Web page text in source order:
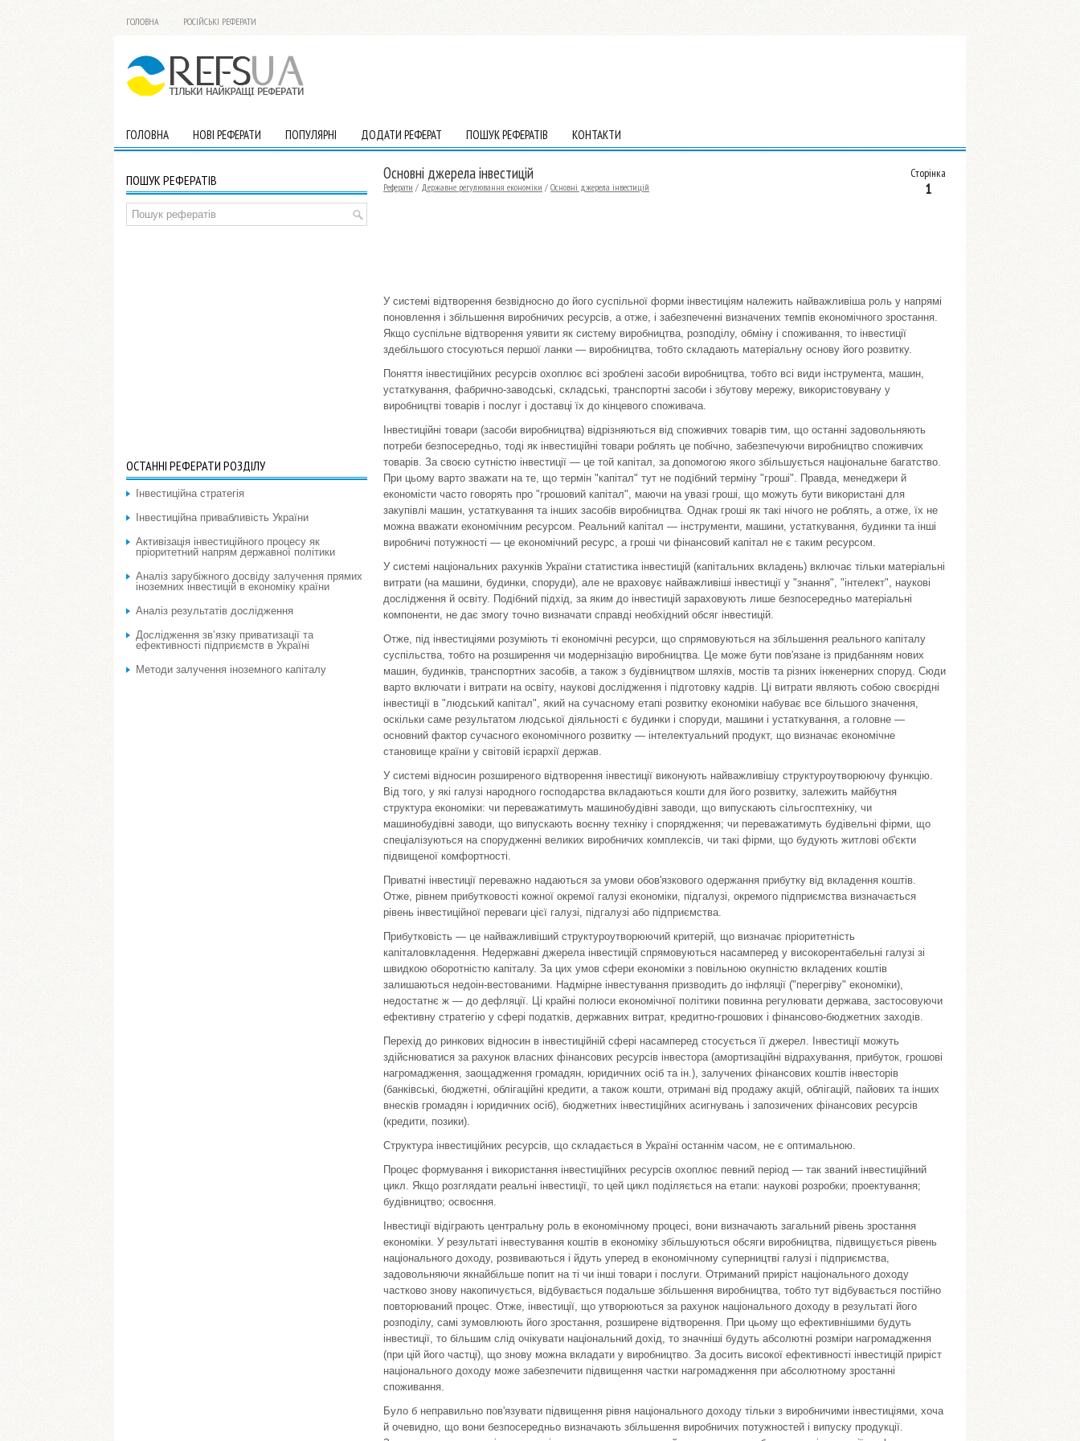
ГОЛОВНА РОСІЙСЬКІ РЕФЕРАТИ
ГОЛОВНА НОВІ РЕФЕРАТИ ПОПУЛЯРНІ ДОДАТИ РЕФЕРАТ ПОШУК РЕФЕРАТІВ КОНТАКТИ
Сторінка
1
Основні джерела інвестицій
Реферати / Державне регулювання економіки / Основні джерела інвестицій
У системі відтворення безвідносно до його суспільної форми інвестиціям належить найважливіша роль у напрямі
поновлення і збільшення виробничих ресурсів, а отже, і забезпеченні визначених темпів економічного зростання.
Якщо суспільне відтворення уявити як систему виробництва, розподілу, обміну і споживання, то інвестиції
здебільшого стосуються першої ланки — виробництва, тобто складають матеріальну основу його розвитку.
Поняття інвестиційних ресурсів охоплює всі зроблені засоби виробництва, тобто всі види інструмента, машин,
устаткування, фабрично-заводські, складські, транспортні засоби і збутову мережу, використовувану у
виробництві товарів і послуг і доставці їх до кінцевого споживача.
Інвестиційні товари (засоби виробництва) відрізняються від споживчих товарів тим, що останні задовольняють
потреби безпосередньо, тоді як інвестиційні товари роблять це побічно, забезпечуючи виробництво споживчих
товарів. За своєю сутністю інвестиції — це той капітал, за допомогою якого збільшується національне багатство.
При цьому варто зважати на те, що термін "капітал" тут не подібний терміну "гроші". Правда, менеджери й
економісти часто говорять про "грошовий капітал", маючи на увазі гроші, що можуть бути використані для
закупівлі машин, устаткування та інших засобів виробництва. Однак гроші як такі нічого не роблять, а отже, їх не
можна вважати економічним ресурсом. Реальний капітал — інструменти, машини, устаткування, будинки та інші
виробничі потужності — це економічний ресурс, а гроші чи фінансовий капітал не є таким ресурсом.
У системі національних рахунків України статистика інвестицій (капітальних вкладень) включає тільки матеріальні
витрати (на машини, будинки, споруди), але не враховує найважливіші інвестиції у "знання", "інтелект", наукові
дослідження й освіту. Подібний підхід, за яким до інвестицій зараховують лише безпосередньо матеріальні
компоненти, не дає змогу точно визначати справді необхідний обсяг інвестицій.
Отже, під інвестиціями розуміють ті економічні ресурси, що спрямовуються на збільшення реального капіталу
суспільства, тобто на розширення чи модернізацію виробництва. Це може бути пов'язане із придбанням нових
машин, будинків, транспортних засобів, а також з будівництвом шляхів, мостів та різних інженерних споруд. Сюди
варто включати і витрати на освіту, наукові дослідження і підготовку кадрів. Ці витрати являють собою своєрідні
інвестиції в "людський капітал", який на сучасному етапі розвитку економіки набуває все більшого значення,
оскільки саме результатом людської діяльності є будинки і споруди, машини і устаткування, а головне —
основний фактор сучасного економічного розвитку — інтелектуальний продукт, що визначає економічне
становище країни у світовій ієрархії держав.
У системі відносин розширеного відтворення інвестиції виконують найважливішу структуроутворюючу функцію.
Від того, у які галузі народного господарства вкладаються кошти для його розвитку, залежить майбутня
структура економіки: чи переважатимуть машинобудівні заводи, що випускають сільгосптехніку, чи
машинобудівні заводи, що випускають воєнну техніку і спорядження; чи переважатимуть будівельні фірми, що
спеціалізуються на спорудженні великих виробничих комплексів, чи такі фірми, що будують житлові об'єкти
підвищеної комфортності.
Приватні інвестиції переважно надаються за умови обов'язкового одержання прибутку від вкладення коштів.
Отже, рівнем прибутковості кожної окремої галузі економіки, підгалузі, окремого підприємства визначається
рівень інвестиційної переваги цієї галузі, підгалузі або підприємства.
Прибутковість — це найважливіший структуроутворюючий критерій, що визначає пріоритетність
капіталовкладення. Недержавні джерела інвестицій спрямовуються насамперед у високорентабельні галузі зі
швидкою оборотністю капіталу. За цих умов сфери економіки з повільною окупністю вкладених коштів
залишаються недоін-вестованими. Надмірне інвестування призводить до інфляції ("перегріву" економіки),
недостатнє ж — до дефляції. Ці крайні полюси економічної політики повинна регулювати держава, застосовуючи
ефективну стратегію у сфері податків, державних витрат, кредитно-грошових і фінансово-бюджетних заходів.
Перехід до ринкових відносин в інвестиційній сфері насамперед стосується її джерел. Інвестиції можуть
здійснюватися за рахунок власних фінансових ресурсів інвестора (амортизаційні відрахування, прибуток, грошові
нагромадження, заощадження громадян, юридичних осіб та ін.), залучених фінансових коштів інвесторів
(банківські, бюджетні, облігаційні кредити, а також кошти, отримані від продажу акцій, облігацій, пайових та інших
внесків громадян і юридичних осіб), бюджетних інвестиційних асигнувань і запозичених фінансових ресурсів
(кредити, позики).
Структура інвестиційних ресурсів, що складається в Україні останнім часом, не є оптимальною.
Процес формування і використання інвестиційних ресурсів охоплює певний період — так званий інвестиційний
цикл. Якщо розглядати реальні інвестиції, то цей цикл поділяється на етапи: наукові розробки; проектування;
будівництво; освоєння.
Інвестиції відіграють центральну роль в економічному процесі, вони визначають загальний рівень зростання
економіки. У результаті інвестування коштів в економіку збільшуються обсяги виробництва, підвищується рівень
національного доходу, розвиваються і йдуть уперед в економічному суперництві галузі і підприємства,
задовольняючи якнайбільше попит на ті чи інші товари і послуги. Отриманий приріст національного доходу
частково знову накопичується, відбувається подальше збільшення виробництва, тобто тут відбувається постійно
повторюваний процес. Отже, інвестиції, що утворюються за рахунок національного доходу в результаті його
розподілу, самі зумовлюють його зростання, розширене відтворення. При цьому що ефективнішими будуть
інвестиції, то більшим слід очікувати національний дохід, то значніші будуть абсолютні розміри нагромадження
(при цій його частці), що знову можна вкладати у виробництво. За досить високої ефективності інвестицій приріст
національного доходу може забезпечити підвищення частки нагромадження при абсолютному зростанні
споживання.
Було б неправильно пов'язувати підвищення рівня національного доходу тільки з виробничими інвестиціями, хоча
й очевидно, що вони безпосередньо визначають збільшення виробничих потужностей і випуску продукції.
ПОШУК РЕФЕРАТІВ
ОСТАННІ РЕФЕРАТИ РОЗДІЛУ
Інвестиційна стратегія
Інвестиційна привабливість України
Активізація інвестиційного процесу як
пріоритетний напрям державної політики
Аналіз зарубіжного досвіду залучення прямих
іноземних інвестицій в економіку країни
Аналіз результатів дослідження
Дослідження зв’язку приватизації та
ефективності підприємств в Україні
Методи залучення іноземного капіталу